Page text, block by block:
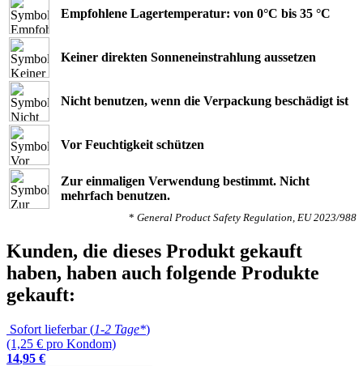
Empfohlene Lagertemperatur: von 0°C bis 35 °C
Keiner direkten Sonneneinstrahlung aussetzen
Nicht benutzen, wenn die Verpackung beschädigt ist
Vor Feuchtigkeit schützen
Zur einmaligen Verwendung bestimmt. Nicht
mehrfach benutzen.
* General Product Safety Regulation, EU 2023/988
Kunden, die dieses Produkt gekauft
haben, haben auch folgende Produkte
gekauft:
Sofort lieferbar (1-2 Tage*)
(1,25 € pro Kondom)
14,95 €